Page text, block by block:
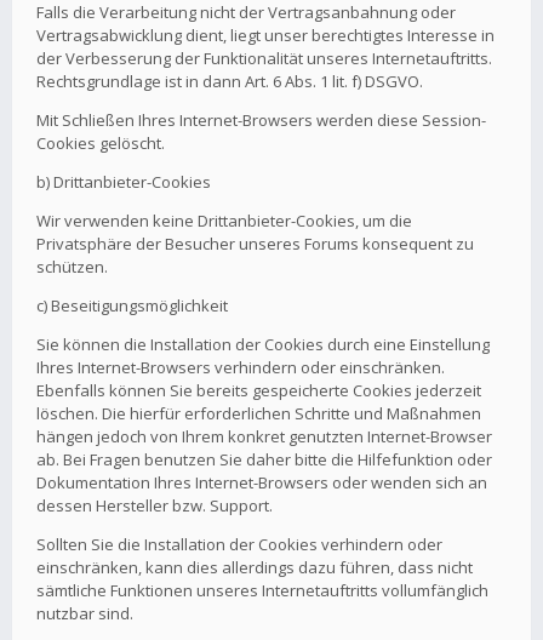
Falls die Verarbeitung nicht der Vertragsanbahnung oder
Vertragsabwicklung dient, liegt unser berechtigtes Interesse in
der Verbesserung der Funktionalität unseres Internetauftritts.
Rechtsgrundlage ist in dann Art. 6 Abs. 1 lit. f) DSGVO.
Mit Schließen Ihres Internet-Browsers werden diese Session-
Cookies gelöscht.
b) Drittanbieter-Cookies
Wir verwenden keine Drittanbieter-Cookies, um die
Privatsphäre der Besucher unseres Forums konsequent zu
schützen.
c) Beseitigungsmöglichkeit
Sie können die Installation der Cookies durch eine Einstellung
Ihres Internet-Browsers verhindern oder einschränken.
Ebenfalls können Sie bereits gespeicherte Cookies jederzeit
löschen. Die hierfür erforderlichen Schritte und Maßnahmen
hängen jedoch von Ihrem konkret genutzten Internet-Browser
ab. Bei Fragen benutzen Sie daher bitte die Hilfefunktion oder
Dokumentation Ihres Internet-Browsers oder wenden sich an
dessen Hersteller bzw. Support.
Sollten Sie die Installation der Cookies verhindern oder
einschränken, kann dies allerdings dazu führen, dass nicht
sämtliche Funktionen unseres Internetauftritts vollumfänglich
nutzbar sind.